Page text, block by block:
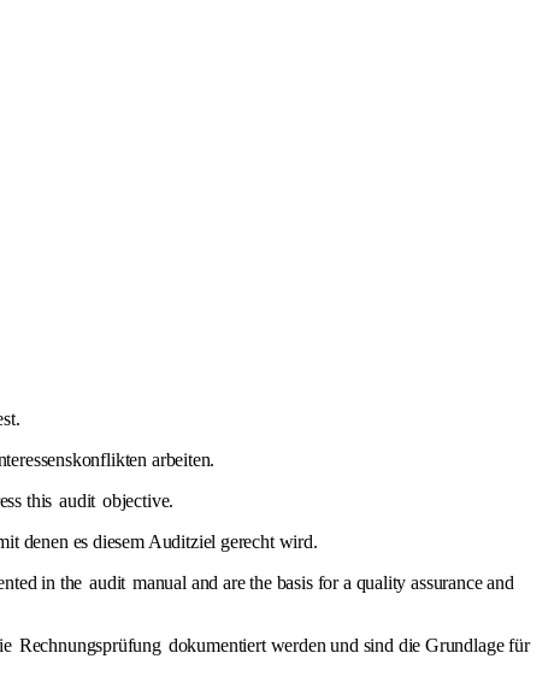
arbeiten.
this audit objective.
denen es diesem Auditziel gerecht wird.
in the audit manual and are the basis for a quality assurance and
Rechnungsprüfung dokumentiert werden und sind die Grundlage für